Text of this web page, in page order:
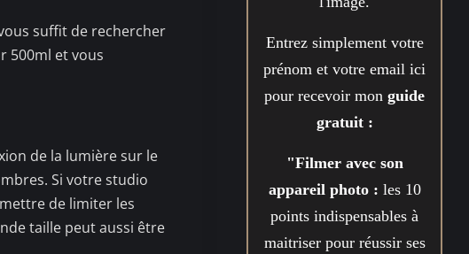
suffit de rechercher
500ml et vous
de la lumière sur le
Si votre studio
de limiter les
taille peut aussi être
Entrez simplement votre
prénom et votre email ici
pour recevoir monguide
gratuit :
"Filmer avec son
appareil photo : les 10
points indispensables à
maitriser pour réussir ses